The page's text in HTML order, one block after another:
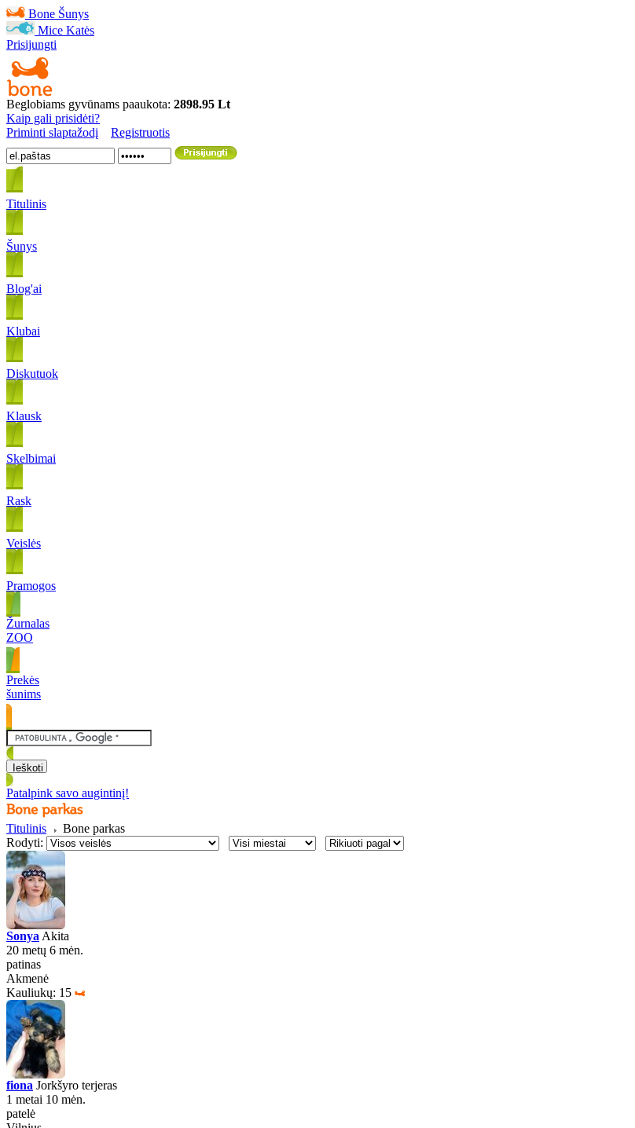
Bone Šunys
Mice Katės
Prisijungti
Beglobiams gyvūnams paaukota: 2898.95 Lt
Kaip gali prisidėti?
Priminti slaptažodį
Registruotis
Titulinis
Šunys
Blog'ai
Klubai
Diskutuok
Klausk
Skelbimai
Rask
Veislės
Pramogos
Žurnalas
ZOO
Prekės
šunims
Patalpink savo augintinį!
Titulinis
Bone parkas
Rodyti:
Sonya Akita
20 metų 6 mėn.
patinas
Akmenė
Kauliukų: 15
fiona Jorkšyro terjeras
1 metai 10 mėn.
patelė